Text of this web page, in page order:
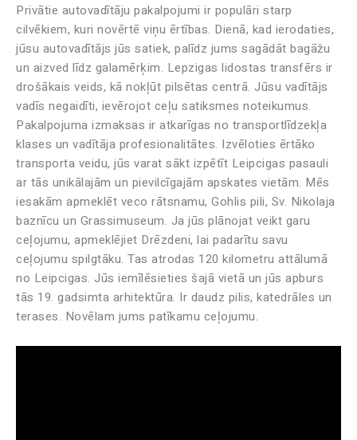
Privātie autovadītāju pakalpojumi ir populāri starp
cilvēkiem, kuri novērtē viņu ērtības. Dienā, kad ierodaties,
jūsu autovadītājs jūs satiek, palīdz jums sagādāt bagāžu
un aizved līdz galamērķim. Lepzigas lidostas transfērs ir
drošākais veids, kā nokļūt pilsētas centrā. Jūsu vadītājs
vadīs negaidīti, ievērojot ceļu satiksmes noteikumus.
Pakalpojuma izmaksas ir atkarīgas no transportlīdzekļa
klases un vadītāja profesionalitātes. Izvēloties ērtāko
transporta veidu, jūs varat sākt izpētīt Leipcigas pasauli
ar tās unikālajām un pievilcīgajām apskates vietām. Mēs
iesakām apmeklēt veco rātsnamu, Gohlis pili, Sv. Nikolaja
baznīcu un Grassimuseum. Ja jūs plānojat veikt garu
ceļojumu, apmeklējiet Drēzdeni, lai padarītu savu
ceļojumu spilgtāku. Tas atrodas 120 kilometru attālumā
no Leipcigas. Jūs iemīlēsieties šajā vietā un jūs apburs
tās 19. gadsimta arhitektūra. Ir daudz pilis, katedrāles un
terases. Novēlam jums patīkamu ceļojumu.